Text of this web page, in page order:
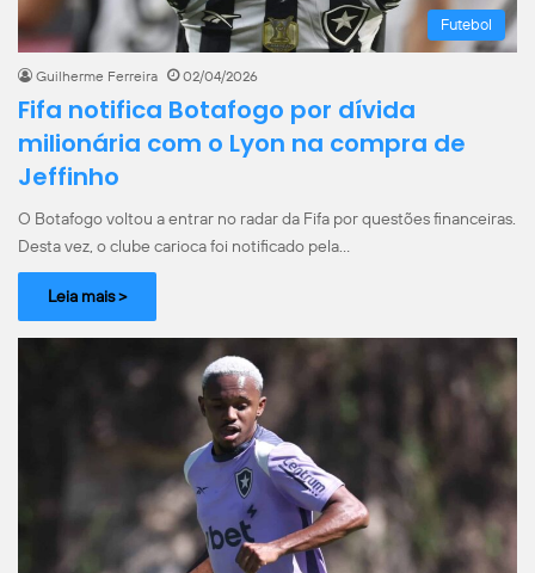
Futebol
Guilherme Ferreira 02/04/2026
Fifa notifica Botafogo por dívida
milionária com o Lyon na compra de
Jeffinho
O Botafogo voltou a entrar no radar da Fifa por questões financeiras.
Desta vez, o clube carioca foi notificado pela…
Leia mais >